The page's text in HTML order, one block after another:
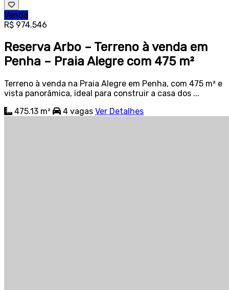
Venda
R$ 974.546
Reserva Arbo – Terreno à venda em
Penha – Praia Alegre com 475 m²
Terreno à venda na Praia Alegre em Penha, com 475 m² e
vista panorâmica, ideal para construir a casa dos ...
475.13 m²
4 vagas Ver Detalhes